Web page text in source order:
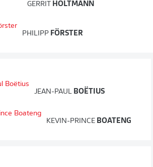
GERRIT HOLTMANN
PHILIPP FÖRSTER
JEAN-PAUL BOËTIUS
KEVIN-PRINCE BOATENG